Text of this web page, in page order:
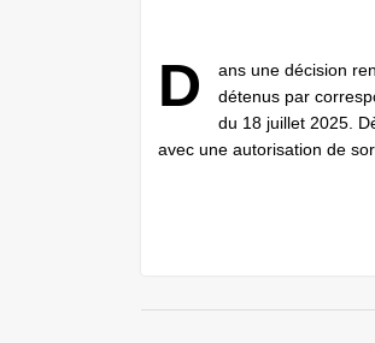
D
ans une décision
détenus par
du 18 juillet 2025.
avec une autorisation de